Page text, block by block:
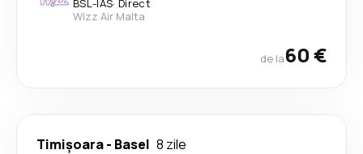
BSL-IAS· Direct
Wizz Air Malta
de la60 €
Timișoara- Basel 8 zile